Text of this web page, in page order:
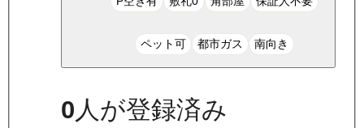
ペット可 都市ガス 南向き
0人が登録済み